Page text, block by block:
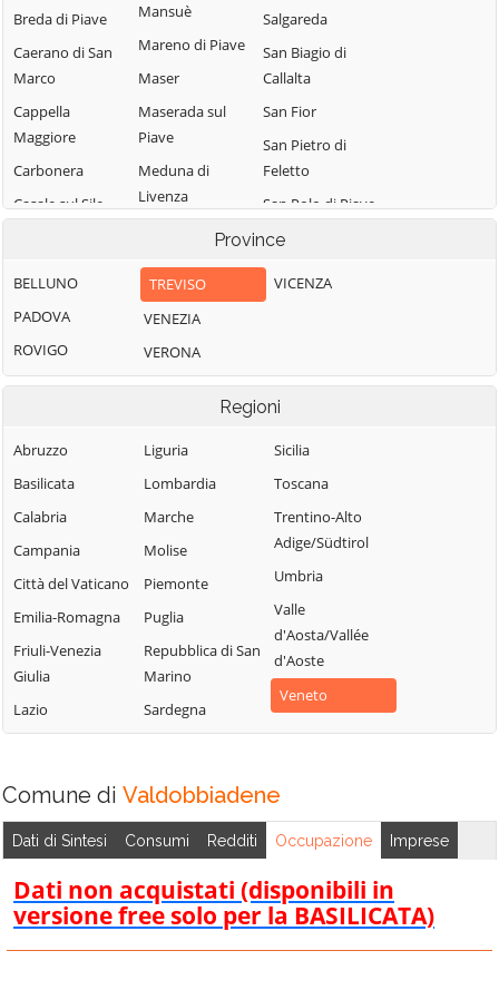
Breda di Piave
Caerano di San
Marco
Cappella
Maggiore
Carbonera
Casale sul Sile
Godego
Tomba
Cessalto
Chiarano
Cimadolmo
Cison di
Valmarino
Codognè
Colle Umberto
Conegliano
Cordignano
Crocetta del
Montello
Follina
Fontanelle
Mansuè
Mareno di Piave
Maser
Maserada sul
Piave
Meduna di
Livenza
Mogliano Veneto
Monastier di
Treviso
Monfumo
Montebelluna
Moriago della
Battaglia
Motta di Livenza
Nervesa della
Battaglia
Oderzo
Ormelle
Orsago
Paese
Pederobba
Pieve di Soligo
Ponte di Piave
Portobuffolè
Salgareda
San Biagio di
Callalta
San Fior
San Pietro di
Feletto
San Polo di Piave
San Vendemiano
San Zenone degli
Ezzelini
Sarmede
Sernaglia della
Battaglia
Silea
Spresiano
Susegana
Tarzo
Treviso
Valdobbiadene
Vidor
Villorba
Vittorio Veneto
Volpago del
Province
BELLUNO
PADOVA
ROVIGO
TREVISO
VENEZIA
VERONA
VICENZA
Regioni
Abruzzo
Basilicata
Calabria
Campania
Città del Vaticano
Emilia-Romagna
Friuli-Venezia
Giulia
Lazio
Liguria
Lombardia
Marche
Molise
Piemonte
Puglia
Repubblica di San
Marino
Sardegna
Sicilia
Toscana
Trentino-Alto
Adige/Südtirol
Umbria
Valle
d'Aosta/Vallée
d'Aoste
Veneto
Comune di Valdobbiadene
Dati di Sintesi Consumi Redditi Occupazione Imprese
Dati non acquistati (disponibili in
versione free solo per la BASILICATA)